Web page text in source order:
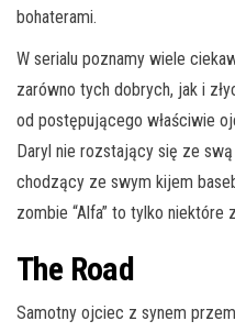
bohaterami.
W serialu poznamy wiele
zarówno tych dobrych, jak i
od postępującego właściwie
Daryl nie rozstający się ze
chodzący ze swym kijem
zombie “Alfa” to tylko
The Road
Samotny ojciec z synem